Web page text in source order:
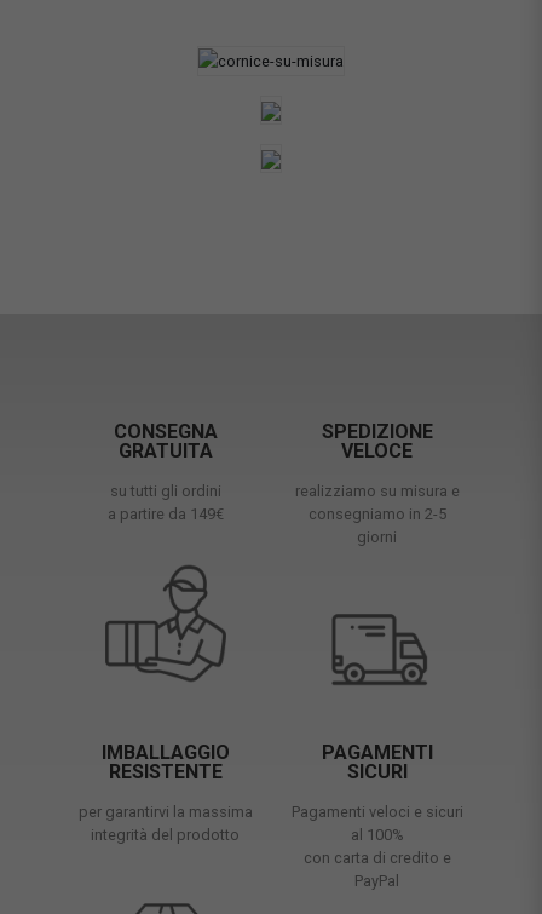
CONSEGNA
GRATUITA
su tutti gli ordini
a partire da 149€
SPEDIZIONE
VELOCE
realizziamo su misura e
consegniamo in 2-5
giorni
IMBALLAGGIO
RESISTENTE
per garantirvi la massima
integrità del prodotto
PAGAMENTI
SICURI
Pagamenti veloci e sicuri
al 100%
con carta di credito e
PayPal